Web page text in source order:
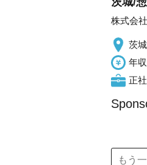
株式会
茨
年
正